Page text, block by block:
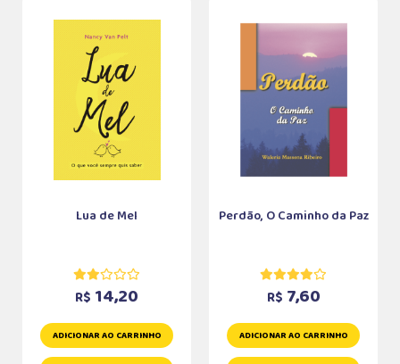
Lua de Mel
R$ 14,20
ADICIONAR AO CARRINHO
Perdão, O Caminho da Paz
R$ 7,60
ADICIONAR AO CARRINHO